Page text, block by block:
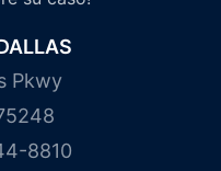
Pkwy
8810